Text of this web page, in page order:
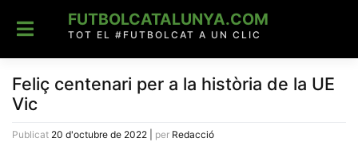
content
FUTBOLCATALUNYA.COM
TOT EL #FUTBOLCAT A UN CLIC
Feliç centenari per a la història de la UE
Vic
Publicat 20 d'octubre de 2022 per Redacció